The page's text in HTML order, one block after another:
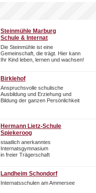
Steinmühle Marburg
Schule & Internat
Die Steinmühle ist eine
Gemeinschaft, die trägt. Hier kann
Ihr Kind leben, lernen und wachsen!
Birklehof
Anspruchsvolle schulische
Ausbildung und Erziehung und
Bildung der ganzen Persönlichkeit
Hermann Lietz-Schule
Spiekeroog
staatlich anerkanntes
Internatsgymnasium
in freier Trägerschaft
Landheim Schondorf
Internatsschulen am Ammersee